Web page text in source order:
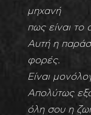
μηχανή
πως είναι το
Αυτή η
φορές.
Είναι
Απολύτως
όλη σου η